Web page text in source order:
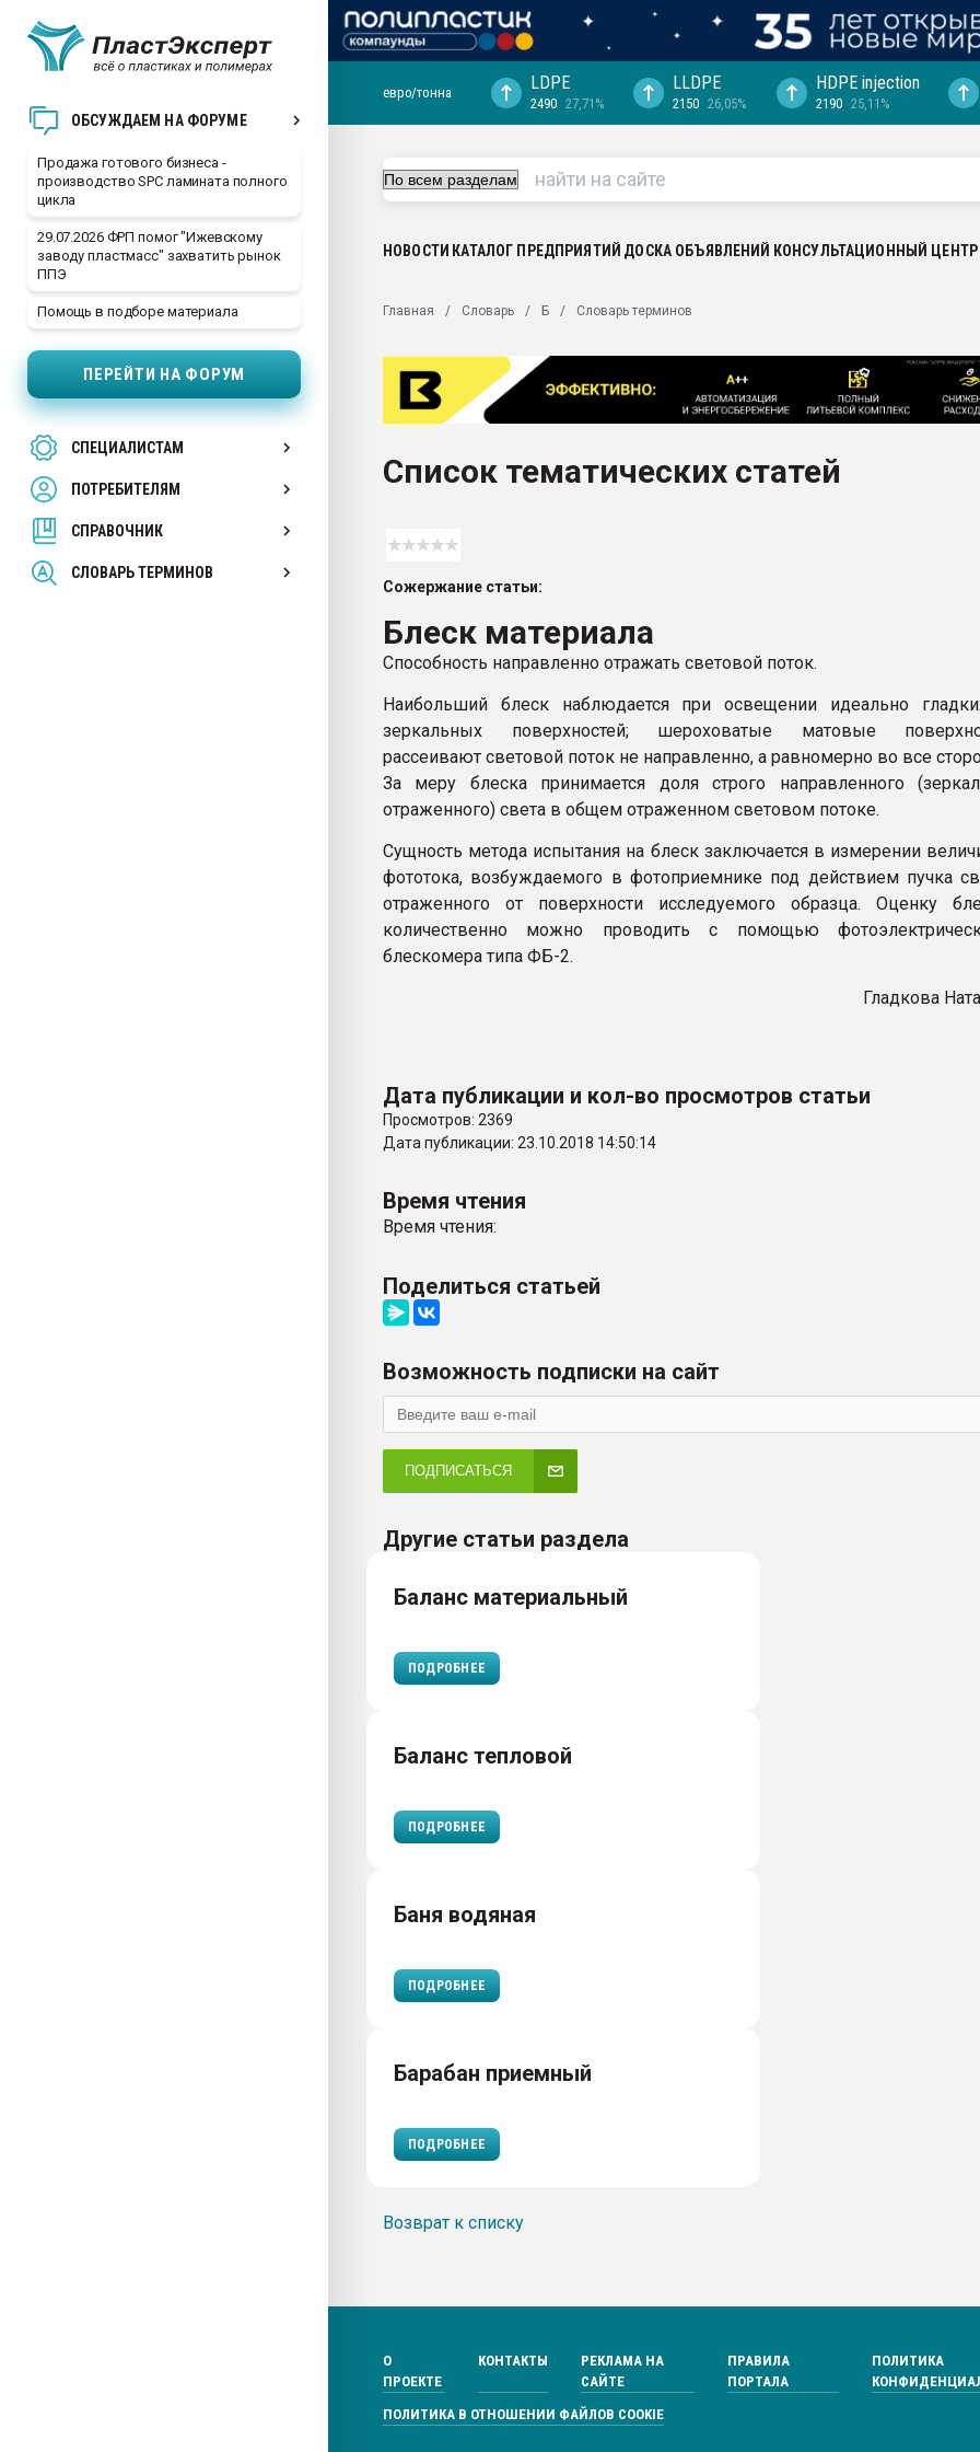
ОБСУЖДАЕМ НА ФОРУМЕ
Продажа готового бизнеса -
производство SPC ламината полного
цикла
29.07.2026 ФРП помог "Ижевскому
заводу пластмасс" захватить рынок
ППЭ
Помощь в подборе материала
ПЕРЕЙТИ НА ФОРУМ
СПЕЦИАЛИСТАМ
ПОТРЕБИТЕЛЯМ
СПРАВОЧНИК
СЛОВАРЬ ТЕРМИНОВ
28.07.2026 "Технониколь" довольна
Всё, что касается выдува ПЭТ
Материал поверхности пуансона для
Продам отходы Композиция
поликарбоната и АБС-пластика
Armaloy PC/ABS-1IM черный цвет
евро/тонна LDPE
2490 27,71%
LLDPE
2150 26,05%
HDPE injection
2190 25,11%
НОВОСТИ КАТАЛОГ ПРЕДПРИЯТИЙ ДОСКА ОБЪЯВЛЕНИЙ КОНСУЛЬТАЦИОННЫЙ ЦЕНТР
Главная Словарь Б Словарь терминов
Список тематических статей
Сожержание статьи:
Блеск материала
Способность направленно отражать световой поток.
Наибольший блеск наблюдается при освещении идеально
зеркальных поверхностей; шероховатые матовые
рассеивают световой поток не направленно, а равномерно во все
За меру блеска принимается доля строго направленного
отраженного) света в общем отраженном световом потоке.
Сущность метода испытания на блеск заключается в измерении
фототока, возбуждаемого в фотоприемнике под действием пучка
отраженного от поверхности исследуемого образца. Оценку
количественно можно проводить с помощью
блескомера типа ФБ-2.
Гладкова
Дата публикации и кол-во просмотров статьи
Просмотров: 2369
Дата публикации: 23.10.2018 14:50:14
Время чтения
Время чтения:
Поделиться статьей
Возможность подписки на сайт
ПОДПИСАТЬСЯ
Другие статьи раздела
Баланс материальный
ПОДРОБНЕЕ
Баланс тепловой
ПОДРОБНЕЕ
Баня водяная
ПОДРОБНЕЕ
Барабан приемный
ПОДРОБНЕЕ
Возврат к списку
О
ПРОЕКТЕ
КОНТАКТЫ
РЕКЛАМА НА
САЙТЕ
ПРАВИЛА
ПОРТАЛА
ПОЛИТИКА
ПОЛИТИКА В ОТНОШЕНИИ ФАЙЛОВ COOKIE